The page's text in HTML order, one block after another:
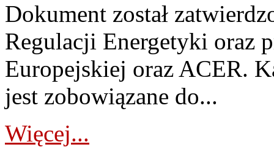
Dokument został
Regulacji Energetyki oraz
Europejskiej oraz ACER.
jest zobowiązane do...
Więcej...